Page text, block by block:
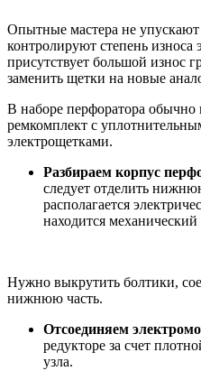
Опытные мастера не упускают
контролируют степень
присутствует большой износ
заменить щетки на новые
В наборе перфоратора обычно
ремкомплект с
электрощетками.
Разбираем корпус
следует отделить
располагается
находится механический
Нужно выкрутить болтики,
нижнюю часть.
Отсоединяем
редукторе за счет
узла.